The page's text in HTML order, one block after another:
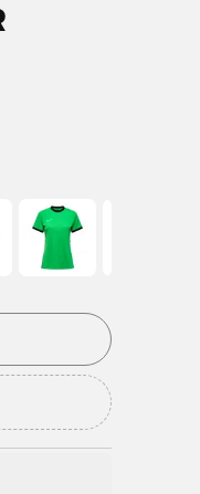
medlem